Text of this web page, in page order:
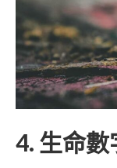
4. 生命數